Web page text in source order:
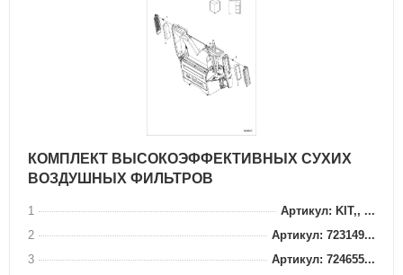
КОМПЛЕКТ ВЫСОКОЭФФЕКТИВНЫХ СУХИХ
ВОЗДУШНЫХ ФИЛЬТРОВ
1
Артикул: KIT,, ...
2
Артикул: 723149...
3
Артикул: 724655...